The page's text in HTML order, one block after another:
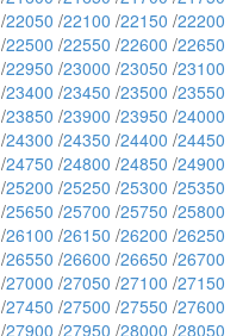
/22050 /22100 /22150 /22200
/22500 /22550 /22600 /22650
/22950 /23000 /23050 /23100
/23400 /23450 /23500 /23550
/23850 /23900 /23950 /24000
/24300 /24350 /24400 /24450
/24750 /24800 /24850 /24900
/25200 /25250 /25300 /25350
/25650 /25700 /25750 /25800
/26100 /26150 /26200 /26250
/26550 /26600 /26650 /26700
/27000 /27050 /27100 /27150
/27450 /27500 /27550 /27600
/27900 /27950 /28000 /28050